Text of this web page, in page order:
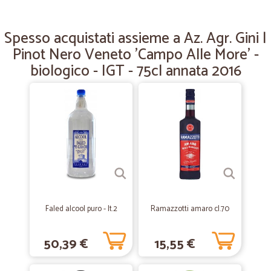
Puntualità, merce ottima e raggiungono proprio tutti i luoghi
— Spartaco L.
Tutto bene. Tempi rispettati e confezionamento del pacco fatto bene.
— Daniela Q.
OTTIMO SERVIZIO
Togliere spese spedizione già…
Spesso acquistati assieme a Az. Agr. Gini |
Pinot Nero Veneto 'Campo Alle More' -
biologico - IGT - 75cl annata 2016
Faled alcool puro - lt.2
50,39 €
Ramazzotti amaro cl.70
15,55 €